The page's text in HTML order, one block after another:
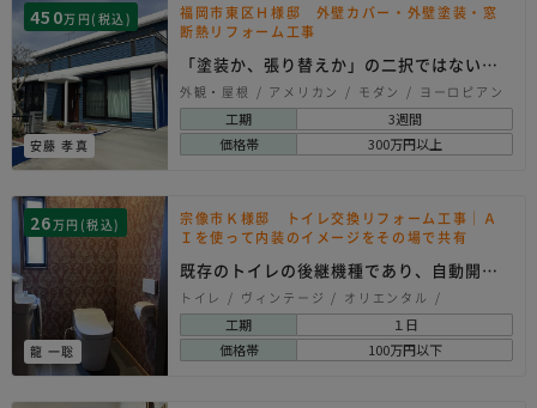
450万円(税込)
安藤 孝真
福岡市東区Ｈ様邸 外壁カバー・外壁塗装・窓
断熱リフォーム工事
「塗装か、張り替えか」の二択ではない、
第三の正解。
外観・屋根 アメリカン モダン ヨーロピアン
工期
3週間
価格帯
300万円以上
26万円(税込)
龍 一聡
宗像市Ｋ様邸 トイレ交換リフォーム工事｜Ａ
Ｉを使って内装のイメージをその場で共有
既存のトイレの後継機種であり、自動開閉
機能があるアラウ…
トイレ ヴィンテージ
オリエンタル
ヨーロピアン
工期
１日
価格帯
100万円以下